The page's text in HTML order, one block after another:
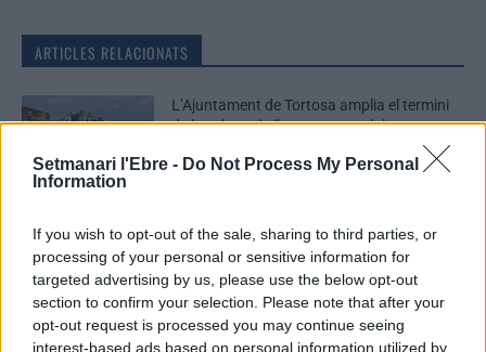
Setmanari l'Ebre - Do Not Process My Personal
Information
If you wish to opt-out of the sale, sharing to third parties, or
processing of your personal or sensitive information for
targeted advertising by us, please use the below opt-out
section to confirm your selection. Please note that after your
opt-out request is processed you may continue seeing
interest-based ads based on personal information utilized by
ARTICLES RELACIONATS
Societat
L’Ajuntament de Tortosa amplia el termini
de les obres de l’aparcament dels terrenys
7 d'agost de 2026
Cultura
Amposta recupera les Cases del Castell i
culmina un projecte estratègic que vincula
patrimoni, turisme i gastronomia
6 d'agost de 2026
Els vestits de paper guanyen força enguany